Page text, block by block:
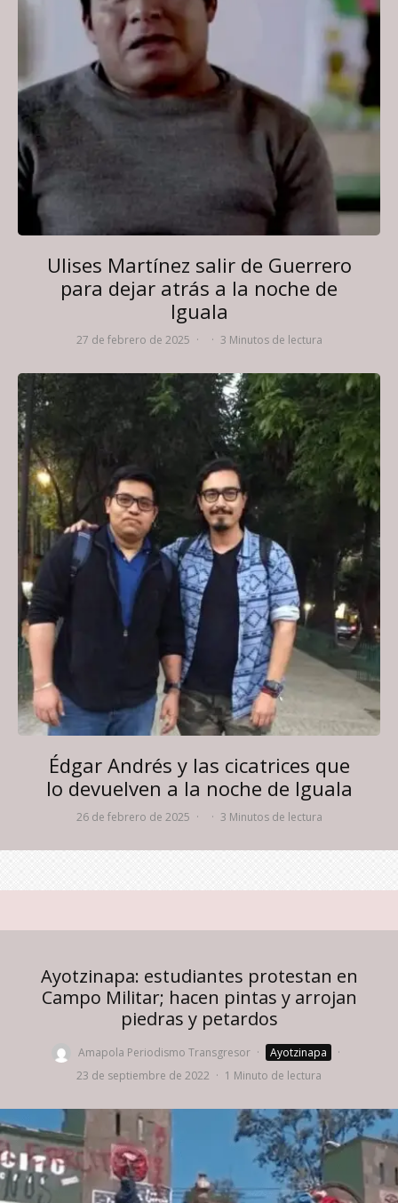
Ulises Martínez salir de Guerrero
para dejar atrás a la noche de
Iguala
27 de febrero de 2025 · · 3 Minutos de lectura
Édgar Andrés y las cicatrices que
lo devuelven a la noche de Iguala
26 de febrero de 2025 · · 3 Minutos de lectura
Ayotzinapa: estudiantes protestan en
Campo Militar; hacen pintas y arrojan
piedras y petardos
Amapola Periodismo Transgresor · Ayotzinapa
·
23 de septiembre de 2022 · 1 Minuto de lectura